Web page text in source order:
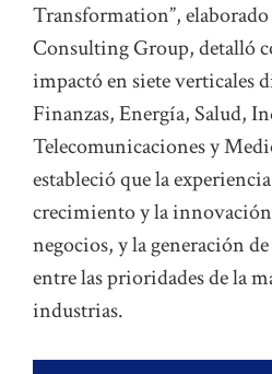
Transformation”,
Consulting Group, detalló
impactó en siete verticales
Finanzas, Energía, Salud,
Telecomunicaciones y
estableció que la
crecimiento y la
negocios, y la generación
entre las prioridades de la
industrias.